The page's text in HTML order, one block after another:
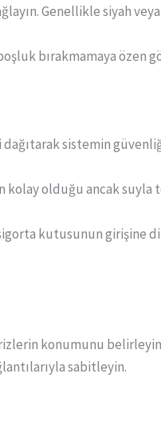
Genellikle siyah veya
bırakmamaya özen
sistemin
olduğu ancak suyla
kutusunun girişine
konumunu
sabitleyin.